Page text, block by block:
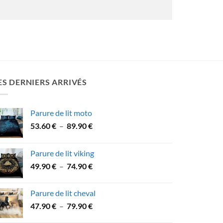
DERNIERS ARRIVÉS
Parure de lit moto
53.60€ – 89.90€Plage
53.60 €
à
Parure de lit viking
49.90€ – 74.90€Plage
49.90 €
à
Parure de lit cheval
47.90€ – 79.90€Plage